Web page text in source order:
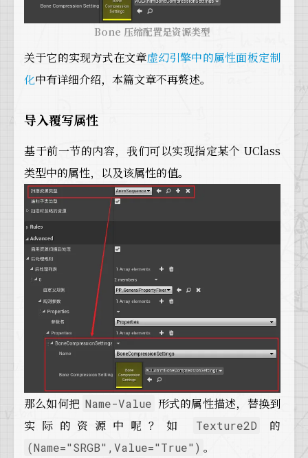
Bone 压缩配置是资源类型
关于它的实现方式在文章虚幻引擎中的属性面板定制
化中有详细介绍，本篇文章不再赘述。
导入覆写属性
基于前一节的内容，我们可以实现指定某个 UClass
类型中的属性，以及该属性的值。
那么如何把 Name-Value 形式的属性描述，替换到
实际的资源中呢？如
Texture2D 的
(Name="SRGB",Value="True") 。